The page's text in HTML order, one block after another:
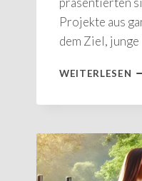
Projekte aus
dem Ziel,
WEITERLESEN